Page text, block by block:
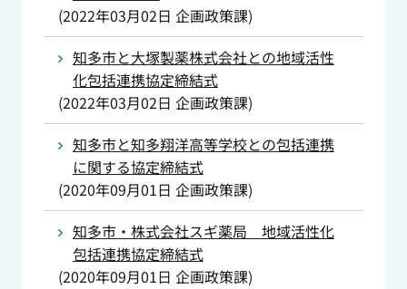
(2022年03月02日 企画政策課)
知多市と大塚製薬株式会社との地域活性
化包括連携協定締結式
(2022年03月02日 企画政策課)
知多市と知多翔洋高等学校との包括連携
に関する協定締結式
(2020年09月01日 企画政策課)
知多市・株式会社スギ薬局 地域活性化
包括連携協定締結式
(2020年09月01日 企画政策課)